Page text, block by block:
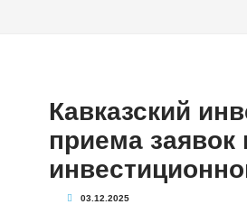
Кавказский
приема заявок
03.12.2025